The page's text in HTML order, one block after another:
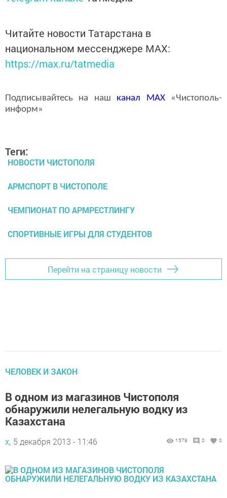
Читайте новости Татарстана в
национальном мессенджере MАХ:
https://max.ru/tatmedia
Подписывайтесь на наш канал MAX«Чистополь-
информ»
Теги:
НОВОСТИ ЧИСТОПОЛЯ
АРМСПОРТ В ЧИСТОПОЛЕ
ЧЕМПИОНАТ ПО АРМРЕСТЛИНГУ
СПОРТИВНЫЕ ИГРЫ ДЛЯ СТУДЕНТОВ
Перейти на страницу новости
ЧЕЛОВЕК И ЗАКОН
В одном из магазинов Чистополя
обнаружили нелегальную водку из
Казахстана
х, 5 декабря 2013 - 11:46 1579 0 0